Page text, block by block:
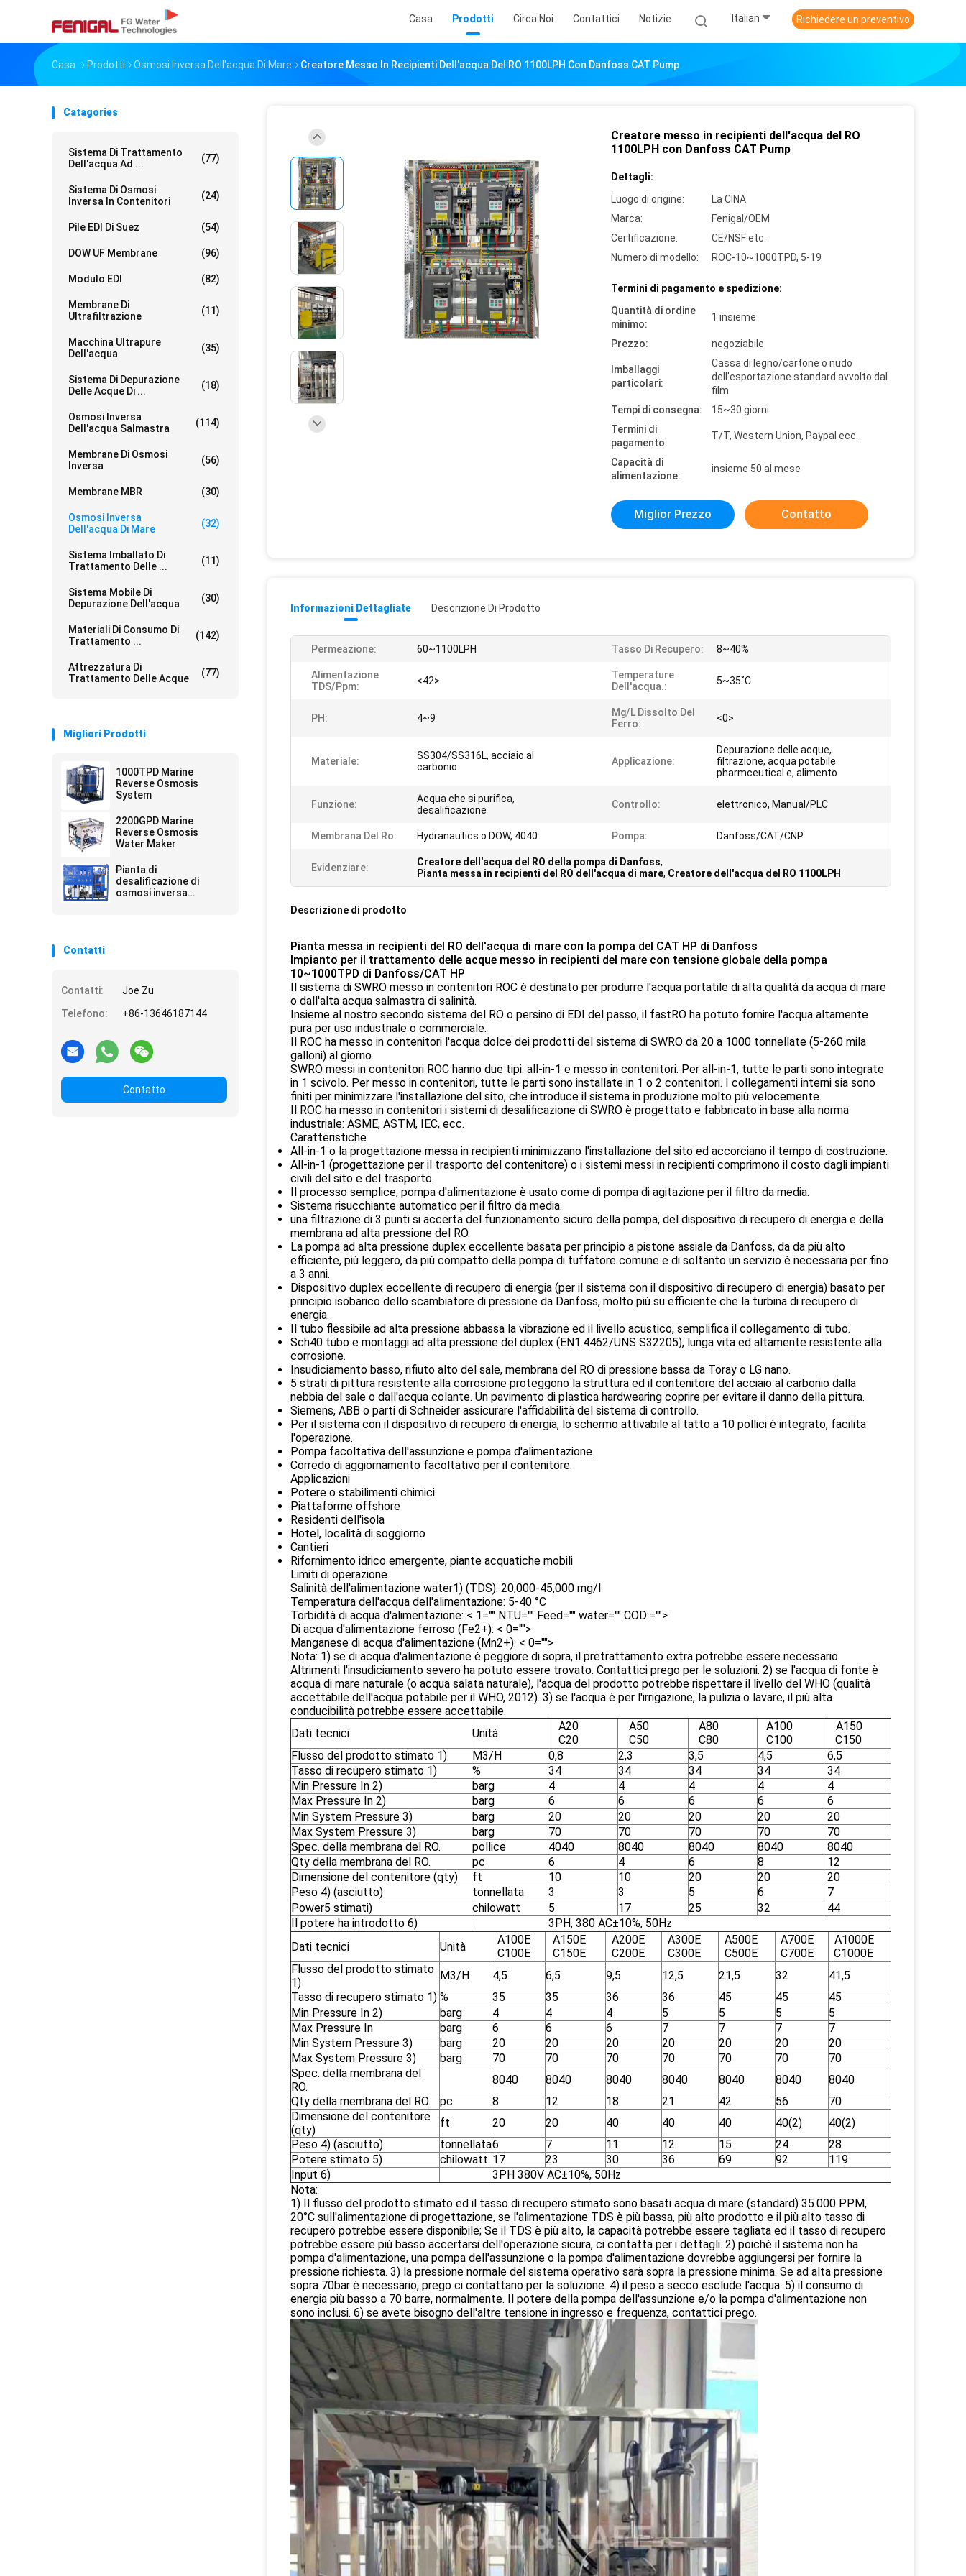
Casa Prodotti Circa Noi Contattici Notizie Italian Richiedere un preventivo
Casa Prodotti Osmosi Inversa Dell'acqua Di Mare Creatore Messo In Recipienti Dell'acqua Del RO 1100LPH Con Danfoss CAT Pump
Catagories
Sistema Di Trattamento
Dell'acqua Ad ...
(77)
Sistema Di Osmosi
Inversa In Contenitori
(24)
Pile EDI Di Suez (54)
DOW UF Membrane (96)
Modulo EDI (82)
Membrane Di
Ultrafiltrazione
(11)
Macchina Ultrapure
Dell'acqua
(35)
Sistema Di Depurazione
Delle Acque Di ...
(18)
Osmosi Inversa
Dell'acqua Salmastra
(114)
Membrane Di Osmosi
Inversa
(56)
Membrane MBR (30)
Osmosi Inversa
Dell'acqua Di Mare
(32)
Sistema Imballato Di
Trattamento Delle ...
(11)
Sistema Mobile Di
Depurazione Dell'acqua
(30)
Materiali Di Consumo Di
Trattamento ...
(142)
Attrezzatura Di
Trattamento Delle Acque
(77)
Migliori Prodotti
1000TPD Marine
Reverse Osmosis
System
2200GPD Marine
Reverse Osmosis
Water Maker
Pianta di
desalificazione di
osmosi inversa
Contatti
Contatti:
Joe Zu
Telefono:
+86-13646187144
Contatto
Creatore messo in recipienti dell'acqua del RO
1100LPH con Danfoss CAT Pump
Dettagli:
Luogo di origine:
La CINA
Marca:
Fenigal/OEM
Certificazione:
CE/NSF etc.
Numero di modello:
ROC-10~1000TPD, 5-19
Termini di pagamento e spedizione:
Quantità di ordine
minimo:
1 insieme
Prezzo: negoziabile
Imballaggi
particolari:
Cassa di legno/cartone o nudo
dell'esportazione standard avvolto dal
film
Tempi di consegna:
15~30 giorni
Termini di
pagamento:
T/T, Western Union, Paypal ecc.
Capacità di
alimentazione:
insieme 50 al mese
Miglior Prezzo Contatto
Informazioni Dettagliate Descrizione Di Prodotto
Permeazione: 60~1100LPH Tasso Di Recupero: 8~40%
Alimentazione
TDS/ppm:
<42>
Temperature
Dell'acqua.:
5~35˚C
PH: 4~9
Mg/l Dissolto Del
Ferro:
<0>
Materiale:
SS304/SS316L, acciaio al
carbonio
Applicazione:
Depurazione delle acque,
filtrazione, acqua potabile
pharmceutical e, alimento
Funzione:
Acqua che si purifica,
desalificazione
Controllo: elettronico, Manual/PLC
Membrana Del Ro: Hydranautics o DOW, 4040 Pompa: Danfoss/CAT/CNP
Evidenziare: Creatore dell'acqua del RO della pompa di Danfoss,
Pianta messa in recipienti del RO dell'acqua di mare, Creatore dell'acqua del RO 1100LPH
Descrizione di prodotto
Pianta messa in recipienti del RO dell'acqua di mare con la pompa del CAT HP di Danfoss
Impianto per il trattamento delle acque messo in recipienti del mare con tensione globale della pompa
10~1000TPD di Danfoss/CAT HP
Il sistema di SWRO messo in contenitori ROC è destinato per produrre l'acqua portatile di alta qualità da acqua di mare
o dall'alta acqua salmastra di salinità.
Insieme al nostro secondo sistema del RO o persino di EDI del passo, il fastRO ha potuto fornire l'acqua altamente
pura per uso industriale o commerciale.
Il ROC ha messo in contenitori l'acqua dolce dei prodotti del sistema di SWRO da 20 a 1000 tonnellate (5-260 mila
galloni) al giorno.
SWRO messi in contenitori ROC hanno due tipi: all-in-1 e messo in contenitori. Per all-in-1, tutte le parti sono integrate
in 1 scivolo. Per messo in contenitori, tutte le parti sono installate in 1 o 2 contenitori. I collegamenti interni sia sono
finiti per minimizzare l'installazione del sito, che introduce il sistema in produzione molto più velocemente.
Il ROC ha messo in contenitori i sistemi di desalificazione di SWRO è progettato e fabbricato in base alla norma
industriale: ASME, ASTM, IEC, ecc.
Caratteristiche
All-in-1 o la progettazione messa in recipienti minimizzano l'installazione del sito ed accorciano il tempo di costruzione.
All-in-1 (progettazione per il trasporto del contenitore) o i sistemi messi in recipienti comprimono il costo dagli impianti
civili del sito e del trasporto.
Il processo semplice, pompa d'alimentazione è usato come di pompa di agitazione per il filtro da media.
Sistema risucchiante automatico per il filtro da media.
una filtrazione di 3 punti si accerta del funzionamento sicuro della pompa, del dispositivo di recupero di energia e della
membrana ad alta pressione del RO.
La pompa ad alta pressione duplex eccellente basata per principio a pistone assiale da Danfoss, da da più alto
efficiente, più leggero, da più compatto della pompa di tuffatore comune e di soltanto un servizio è necessaria per fino
a 3 anni.
Dispositivo duplex eccellente di recupero di energia (per il sistema con il dispositivo di recupero di energia) basato per
principio isobarico dello scambiatore di pressione da Danfoss, molto più su efficiente che la turbina di recupero di
energia.
Il tubo flessibile ad alta pressione abbassa la vibrazione ed il livello acustico, semplifica il collegamento di tubo.
Sch40 tubo e montaggi ad alta pressione del duplex (EN1.4462/UNS S32205), lunga vita ed altamente resistente alla
corrosione.
Insudiciamento basso, rifiuto alto del sale, membrana del RO di pressione bassa da Toray o LG nano.
5 strati di pittura resistente alla corrosione proteggono la struttura ed il contenitore del acciaio al carbonio dalla
nebbia del sale o dall'acqua colante. Un pavimento di plastica hardwearing coprire per evitare il danno della pittura.
Siemens, ABB o parti di Schneider assicurare l'affidabilità del sistema di controllo.
Per il sistema con il dispositivo di recupero di energia, lo schermo attivabile al tatto a 10 pollici è integrato, facilita
l'operazione.
Pompa facoltativa dell'assunzione e pompa d'alimentazione.
Corredo di aggiornamento facoltativo per il contenitore.
Applicazioni
Potere o stabilimenti chimici
Piattaforme offshore
Residenti dell'isola
Hotel, località di soggiorno
Cantieri
Rifornimento idrico emergente, piante acquatiche mobili
Limiti di operazione
Salinità dell'alimentazione water1) (TDS): 20,000-45,000 mg/l
Temperatura dell'acqua dell'alimentazione: 5-40 °C
Torbidità di acqua d'alimentazione: < 1="" NTU="" Feed="" water="" COD:="">
Di acqua d'alimentazione ferroso (Fe2+): < 0="">
Manganese di acqua d'alimentazione (Mn2+): < 0="">
Nota: 1) se di acqua d'alimentazione è peggiore di sopra, il pretrattamento extra potrebbe essere necessario.
Altrimenti l'insudiciamento severo ha potuto essere trovato. Contattici prego per le soluzioni. 2) se l'acqua di fonte è
acqua di mare naturale (o acqua salata naturale), l'acqua del prodotto potrebbe rispettare il livello del WHO (qualità
accettabile dell'acqua potabile per il WHO, 2012). 3) se l'acqua è per l'irrigazione, la pulizia o lavare, il più alta
conducibilità potrebbe essere accettabile.
Dati tecnici
Unità
A20
C20
A50
C50
A80
C80
A100
C100
A150
C150
Flusso del prodotto stimato 1)
M3/H 0,8 2,3 3,5 4,5
6,5
Tasso di recupero stimato 1)
% 34 34 34 34
34
Min Pressure In 2)
barg 4 4 4 4
4
Max Pressure In 2)
barg 6 6 6 6
6
Min System Pressure 3)
barg 20 20 20 20
20
Max System Pressure 3)
barg 70 70 70 70
70
Spec. della membrana del RO.
pollice 4040 8040 8040 8040
8040
Qty della membrana del RO.
pc 6 4 6 8
12
Dimensione del contenitore (qty)
ft 10 10 20 20
20
Peso 4) (asciutto)
tonnellata 3 3 5 6
7
Power5 stimati)
chilowatt 5 17 25 32
44
Il potere ha introdotto 6)
3PH, 380 AC±10%, 50Hz
Dati tecnici
Unità
A100E
C100E
A150E
C150E
A200E
C200E
A300E
C300E
A500E
C500E
A700E
C700E
A1000E
C1000E
Flusso del prodotto stimato
1)
M3/H 4,5 6,5 9,5 12,5 21,5 32
41,5
Tasso di recupero stimato 1) % 35 35 36 36 45 45
45
Min Pressure In 2)
barg 4 4 4 5 5 5
5
Max Pressure In
barg 6 6 6 7 7 7
7
Min System Pressure 3)
barg 20 20 20 20 20 20
20
Max System Pressure 3)
barg 70 70 70 70 70 70
70
Spec. della membrana del
RO.
8040 8040 8040 8040 8040 8040
8040
Qty della membrana del RO.
pc 8 12 18 21 42 56
70
Dimensione del contenitore
(qty)
ft 20 20 40 40 40 40(2)
40(2)
Peso 4) (asciutto)
tonnellata6 7 11 12 15 24
28
Potere stimato 5)
chilowatt 17 23 30 36 69 92
119
Input 6)
3PH 380V AC±10%, 50Hz
Nota:
1) Il flusso del prodotto stimato ed il tasso di recupero stimato sono basati acqua di mare (standard) 35.000 PPM,
20°C sull'alimentazione di progettazione, se l'alimentazione TDS è più bassa, più alto prodotto e il più alto tasso di
recupero potrebbe essere disponibile; Se il TDS è più alto, la capacità potrebbe essere tagliata ed il tasso di recupero
potrebbe essere più basso accertarsi dell'operazione sicura, ci contatta per i dettagli. 2) poichè il sistema non ha
pompa d'alimentazione, una pompa dell'assunzione o la pompa d'alimentazione dovrebbe aggiungersi per fornire la
pressione richiesta. 3) la pressione normale del sistema operativo sarà sopra la pressione minima. Se ad alta pressione
sopra 70bar è necessario, prego ci contattano per la soluzione. 4) il peso a secco esclude l'acqua. 5) il consumo di
energia più basso a 70 barre, normalmente. Il potere della pompa dell'assunzione e/o la pompa d'alimentazione non
sono inclusi. 6) se avete bisogno dell'altre tensione in ingresso e frequenza, contattici prego.